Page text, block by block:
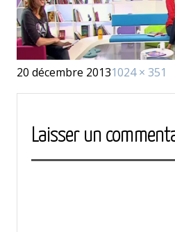
Publié
20 décembre 2013Taille
1024 × 351
Laisser un